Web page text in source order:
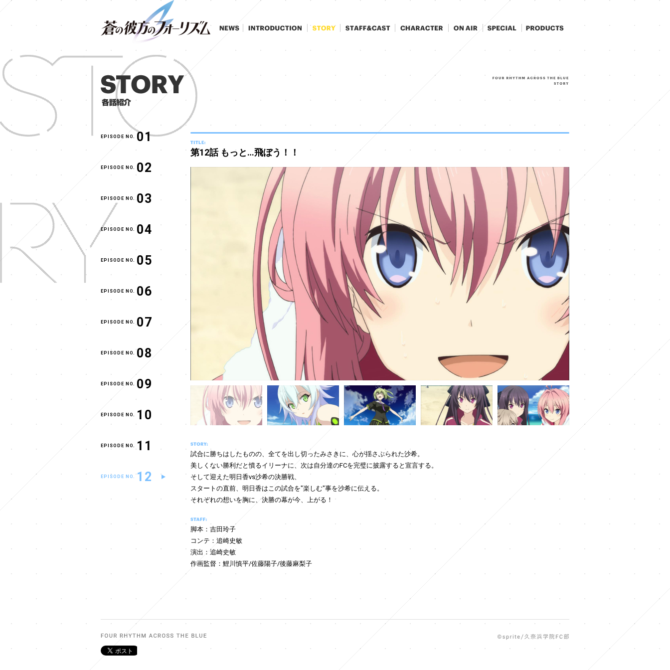
EPISODE NO. 01
EPISODE NO. 02
EPISODE NO. 03
EPISODE NO. 04
EPISODE NO. 05
EPISODE NO. 06
EPISODE NO. 07
EPISODE NO. 08
EPISODE NO. 09
EPISODE NO. 10
EPISODE NO. 11
EPISODE NO. 12
第12話 もっと…飛ぼう！！
試合に勝ちはしたものの、全てを出し切ったみさきに、心が揺さぶられた沙希。
美しくない勝利だと憤るイリーナに、次は自分達のFCを完璧に披露すると宣言する。
そして迎えた明日香vs沙希の決勝戦、
スタートの直前、明日香はこの試合を"楽しむ"事を沙希に伝える。
それぞれの想いを胸に、決勝の幕が今、上がる！
脚本：吉田玲子
コンテ：追崎史敏
演出：追崎史敏
作画監督：鯉川慎平/佐藤陽子/後藤麻梨子